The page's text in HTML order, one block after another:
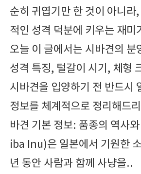
순히 귀엽기만 한 것이 아니라
적인 성격 덕분에 키우는 재미
오늘 이 글에서는 시바견의 분
성격 특징, 털갈이 시기, 체형
시바견을 입양하기 전 반드시
정보를 체계적으로 정리해드
바견 기본 정보: 품종의 역사
iba Inu)은 일본에서 기원한
년 동안 사람과 함께 사냥을..